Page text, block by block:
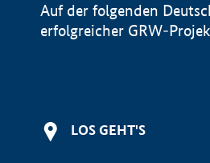
Auf der folgenden
erfolgreicher GRW-
LOS GEHT'S